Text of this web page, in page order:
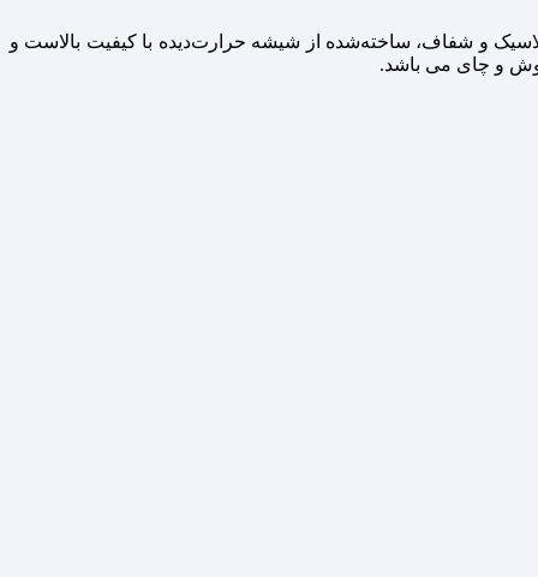
و شفاف، ساخته‌شده از شیشه حرارت‌دید‌ه با کیفیت بالاست و
و چای می باشد.